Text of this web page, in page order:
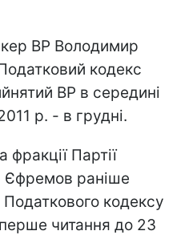
ВР Володимир
кодекс
ВР в середині
р. - в грудні.
Партії
Єфремов раніше
кодексу
читання до 23